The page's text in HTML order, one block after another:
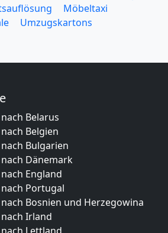
Möbeltaxi
Umzugskartons
Belarus
Belgien
Bulgarien
Dänemark
England
Portugal
Bosnien und Herzegowina
Irland
Lettland